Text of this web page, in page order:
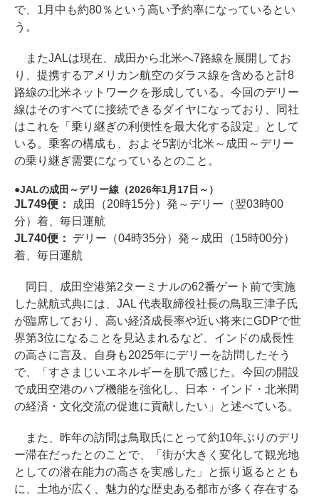
で、1月中も約80％という高い予約率になっているとい
う。
またJALは現在、成田から北米へ7路線を展開してお
り、提携するアメリカン航空のダラス線を含めると計8
路線の北米ネットワークを形成している。今回のデリー
線はそのすべてに接続できるダイヤになっており、同社
はこれを「乗り継ぎの利便性を最大化する設定」として
いる。乗客の構成も、およそ5割が北米～成田～デリー
の乗り継ぎ需要になっているとのこと。
JALの成田～デリー線（2026年1月17日～）
JL749便：
成田（20時15分）発～デリー（翌03時00
分）着、毎日運航
JL740便： デリー（04時35分）発～成田（15時00分）
着、毎日運航
同日、成田空港第2ターミナルの62番ゲート前で実施
した就航式典には、JAL 代表取締役社長の鳥取三津子氏
が臨席しており、高い経済成長率や近い将来にGDPで世
界第3位になることを見込まれるなど、インドの成長性
の高さに言及。自身も2025年にデリーを訪問したそう
で、「すさまじいエネルギーを肌で感じた。今回の開設
で成田空港のハブ機能を強化し、日本・インド・北米間
の経済・文化交流の促進に貢献したい」と述べている。
また、昨年の訪問は鳥取氏にとって約10年ぶりのデリ
ー滞在だったとのことで、「街が大きく変化して観光地
としての潜在能力の高さを実感した」と振り返るととも
に、土地が広く、魅力的な歴史ある都市が多く存在する